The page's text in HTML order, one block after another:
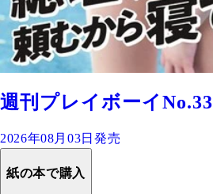
週刊プレイボーイNo.33
2026年08月03日発売
紙の本で購入